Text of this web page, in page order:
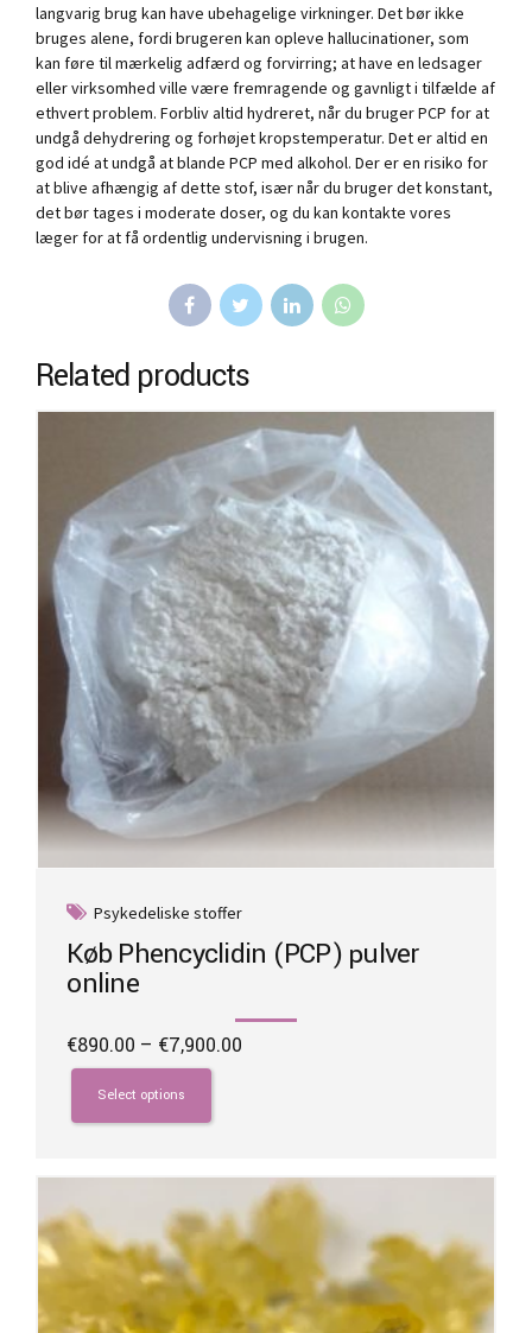
langvarig brug kan have ubehagelige virkninger. Det bør ikke
bruges alene, fordi brugeren kan opleve hallucinationer, som
kan føre til mærkelig adfærd og forvirring; at have en ledsager
eller virksomhed ville være fremragende og gavnligt i tilfælde af
ethvert problem. Forbliv altid hydreret, når du bruger PCP for at
undgå dehydrering og forhøjet kropstemperatur. Det er altid en
god idé at undgå at blande PCP med alkohol. Der er en risiko for
at blive afhængig af dette stof, især når du bruger det konstant,
det bør tages i moderate doser, og du kan kontakte vores
læger for at få ordentlig undervisning i brugen.
Related products
Psykedeliske stoffer
Køb Phencyclidin (PCP) pulver
online
€890.00 – €7,900.00
Select options
This
product
has
options
may
on